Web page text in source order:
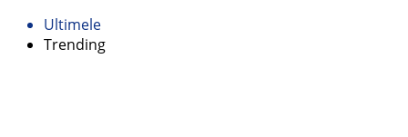
Ultimele
Trending